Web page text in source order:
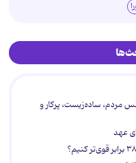
مردم، ساده‌زیست، پرکار و
عهد